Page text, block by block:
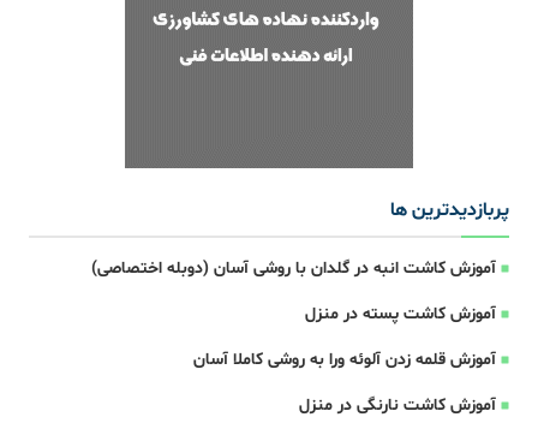
پربازدیدترین ها
آموزش کاشت انبه در گلدان با روشی آسان (دوبله اختصاصی)
آموزش کاشت پسته در منزل
آموزش قلمه زدن آلوئه ورا به روشی کاملا آسان
آموزش کاشت نارنگی در منزل